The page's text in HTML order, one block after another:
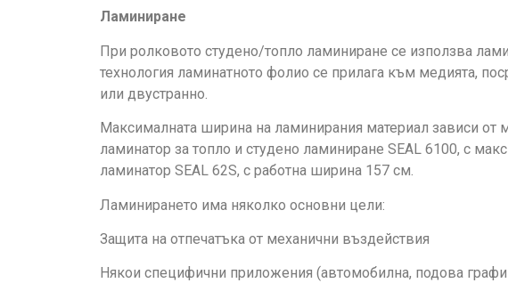
Ламиниране
При ролковото студено/топло ламиниране се използва
технология ламинатното фолио се прилага към медията,
или двустранно.
Максималната ширина на ламинирания материал зависи
ламинатор за топло и студено ламиниране SEAL 6100, с
ламинатор SEAL 62S, с работна ширина 157 см.
Ламинирането има няколко основни цели:
Защита на отпечатъка от механични въздействия
Някои специфични приложения (автомобилна, подова